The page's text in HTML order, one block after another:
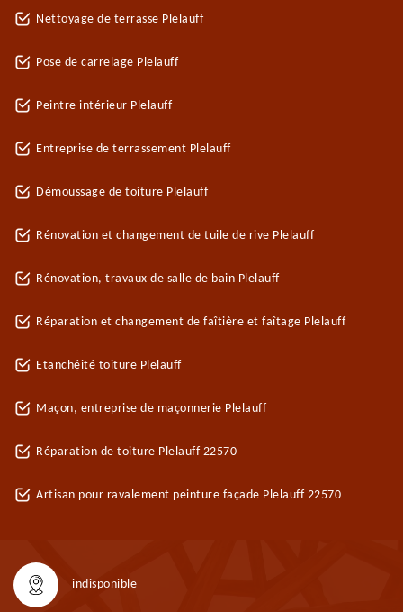
Nettoyage de terrasse Plelauff
Pose de carrelage Plelauff
Peintre intérieur Plelauff
Entreprise de terrassement Plelauff
Démoussage de toiture Plelauff
Rénovation et changement de tuile de rive Plelauff
Rénovation, travaux de salle de bain Plelauff
Réparation et changement de faîtière et faîtage Plelauff
Etanchéité toiture Plelauff
Maçon, entreprise de maçonnerie Plelauff
Réparation de toiture Plelauff 22570
Artisan pour ravalement peinture façade Plelauff 22570
indisponible